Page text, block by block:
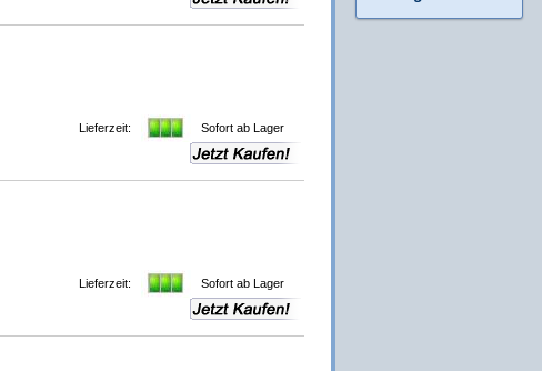
Lieferzeit:
Sofort ab Lager
Lieferzeit:
Sofort ab Lager